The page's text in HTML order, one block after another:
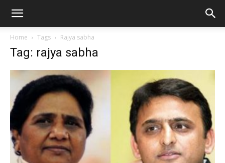
Home Tags Rajya sabha
Tag: rajya sabha